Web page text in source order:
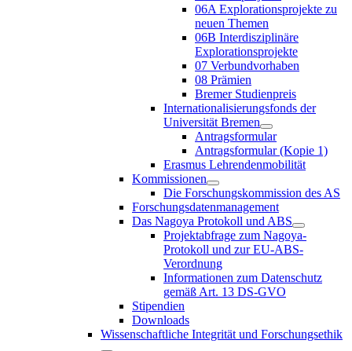
06A Explorationsprojekte zu
neuen Themen
06B Interdisziplinäre
Explorationsprojekte
07 Verbundvorhaben
08 Prämien
Bremer Studienpreis
Internationalisierungsfonds der
Universität Bremen
Antragsformular
Antragsformular (Kopie 1)
Erasmus Lehrendenmobilität
Kommissionen
Die Forschungskommission des AS
Forschungsdatenmanagement
Das Nagoya Protokoll und ABS
Projektabfrage zum Nagoya-
Protokoll und zur EU-ABS-
Verordnung
Informationen zum Datenschutz
gemäß Art. 13 DS-GVO
Stipendien
Downloads
Wissenschaftliche Integrität und Forschungsethik